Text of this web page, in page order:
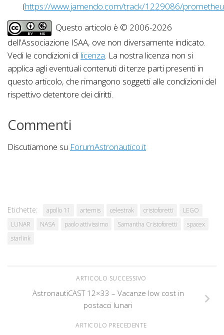
(https://www.jamendo.com/track/1229086/
Questo articolo è © 2006-2026
dell'Associazione ISAA, ove non diversamente indicato.
Vedi le condizioni di licenza. La nostra licenza non si
applica agli eventuali contenuti di terze parti presenti in
questo articolo, che rimangono soggetti alle condizioni del
rispettivo detentore dei diritti.
Commenti
Discutiamone su ForumAstronautico.it
Etichette: apollo 11 artemis celestrak cristoforetti
LEGO
LUNAR
NASA paolo attivissimo Samantha Cristoforetti
spacex
starlink
ARTICOLO SUCCESSIVO
AstronautiCAST 12×33 – Vacanze low cost in
postacci lunari
ARTICOLO PRECEDENTE